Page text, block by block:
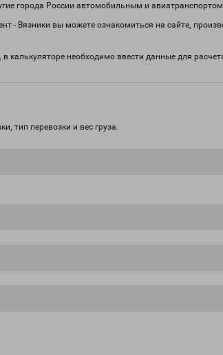
города России автомобильным и
- Вязники вы можете ознакомиться на сайте,
калькуляторе необходимо ввести данные для
тип перевозки и вес груза.